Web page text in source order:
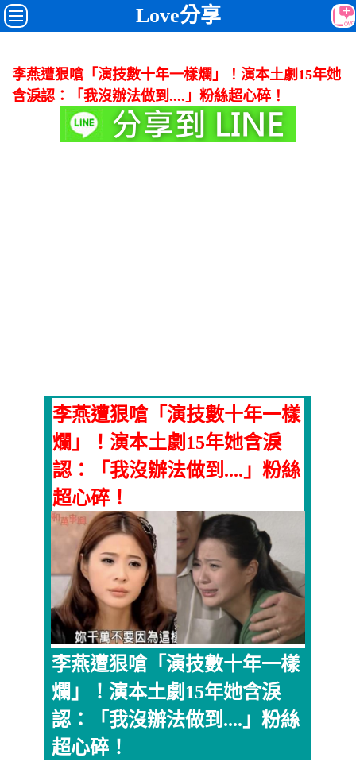
Love分享
李燕遭狠嗆「演技數十年一樣爛」！演本土劇15年她
含淚認：「我沒辦法做到....」粉絲超心碎！
李燕遭狠嗆「演技數十年一樣
爛」！演本土劇15年她含淚
認：「我沒辦法做到....」粉絲
超心碎！
李燕遭狠嗆「演技數十年一樣
爛」！演本土劇15年她含淚
認：「我沒辦法做到....」粉絲
超心碎！